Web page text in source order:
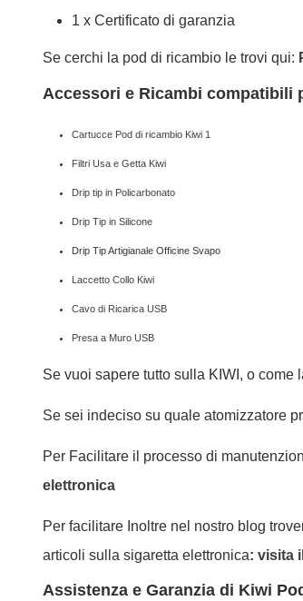
1 x Certificato di garanzia
Se cerchi la pod di ricambio le trovi qui:
Accessori e Ricambi compatibili
Cartucce Pod di ricambio Kiwi 1
Filtri Usa e Getta Kiwi
Drip tip in Policarbonato
Drip Tip in Silicone
Drip Tip Artigianale Officine Svapo
Laccetto Collo Kiwi
Cavo di Ricarica USB
Presa a Muro USB
Se vuoi sapere tutto sulla KIWI, o
Se sei indeciso su quale atomizzatore
Per Facilitare il processo di
elettronica
Per facilitare Inoltre nel nostro blog
articoli sulla sigaretta elettronica: visita
Assistenza e Garanzia di Kiwi